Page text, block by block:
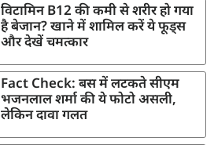
विटामिन B12 की कमी से शरीर हो गया
है बेजान? खाने में शामिल करें ये फूड्स
और देखें चमत्कार
Fact Check: बस में लटकते सीएम
भजनलाल शर्मा की ये फोटो असली,
लेकिन दावा गलत